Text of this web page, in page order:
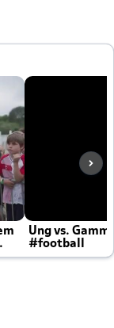
Ung vs.
#football